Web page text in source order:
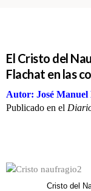
El Cristo del
Flachat en las
Autor: José Manuel
Publicado en el
Cristo del